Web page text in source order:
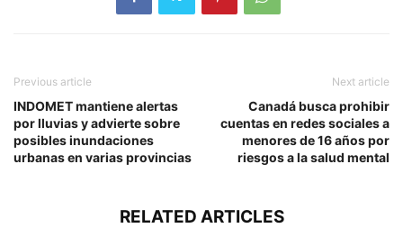
Previous article
INDOMET mantiene alertas
por lluvias y advierte sobre
posibles inundaciones
urbanas en varias provincias
Next article
Canadá busca prohibir
cuentas en redes sociales a
menores de 16 años por
riesgos a la salud mental
RELATED ARTICLES